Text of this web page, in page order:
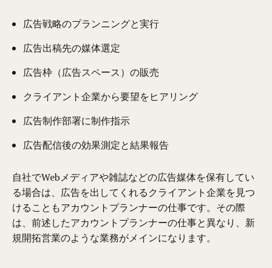
広告戦略のプランニングと実行
広告出稿先の媒体選定
広告枠（広告スペース）の販売
クライアント企業から要望をヒアリング
広告制作部署に制作指示
広告配信後の効果測定と結果報告
自社でWebメディアや雑誌などの広告媒体を保有してい
る場合は、広告を出してくれるクライアント企業を見つ
けることもアカウントプランナーの仕事です。その際
は、前述したアカウントプランナーの仕事と異なり、新
規開拓営業のような業務がメインになります。